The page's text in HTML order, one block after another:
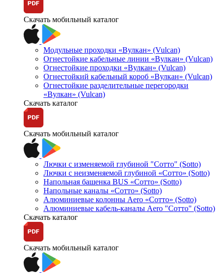
Скачать мобильный каталог
Модульные проходки «Вулкан» (Vulcan)
Огнестойкие кабельные линии «Вулкан» (Vulcan)
Огнестойкие проходки «Вулкан» (Vulcan)
Огнестойкий кабельный короб «Вулкан» (Vulcan)
Огнестойкие разделительные перегородки
«Вулкан» (Vulcan)
Скачать каталог
Скачать мобильный каталог
Лючки с изменяемой глубиной "Сотто" (Sotto)
Лючки с неизменяемой глубиной «Сотто» (Sotto)
Напольная башенка BUS «Сотто» (Sotto)
Напольные каналы «Сотто» (Sotto)
Алюминиевые колонны Aero «Сотто» (Sotto)
Алюминиевые кабель-каналы Aero "Сотто" (Sotto)
Скачать каталог
Скачать мобильный каталог